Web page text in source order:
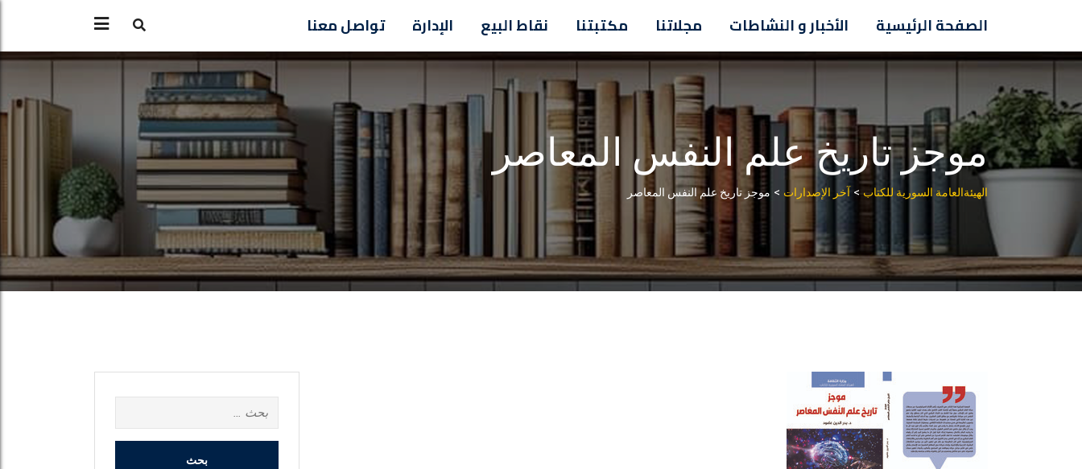
content
الصفحة الرئيسية الأخبار و النشاطات مجلاتنا مكتبتنا نقاط البيع الإدارة تواصل معنا
موجز تاريخ علم النفس المعاصر
الهيئةالعامة السورية للكتاب > آخر الإصدارات > موجز تاريخ علم النفس المعاصر
عن: